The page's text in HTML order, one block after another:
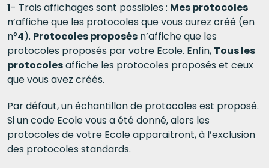
1- Trois affichages sont possibles : Mes protocoles
n’affiche que les protocoles que vous aurez créé (en
n°4). Protocoles proposés n’affiche que les
protocoles proposés par votre Ecole. Enfin, Tous les
protocolesaffiche les protocoles proposés et ceux
que vous avez créés.
Par défaut, un échantillon de protocoles est proposé.
Si un code Ecole vous a été donné, alors les
protocoles de votre Ecole apparaitront, à l’exclusion
des protocoles standards.